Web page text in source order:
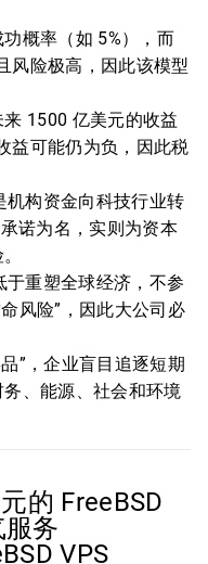
概率（如 5%），而
风险极高，因此该模型
1500 亿美元的收益
益可能仍为负，因此税
机构资金向科技行业转
诺为名，实则为资本
重塑全球经济，不参
风险”，因此大公司必
”，企业盲目追逐短期
、能源、社会和环境
的 FreeBSD
务
VPS